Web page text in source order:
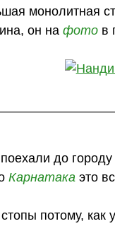
монолитная
он нафото в
до
Карнатака это
потому, как